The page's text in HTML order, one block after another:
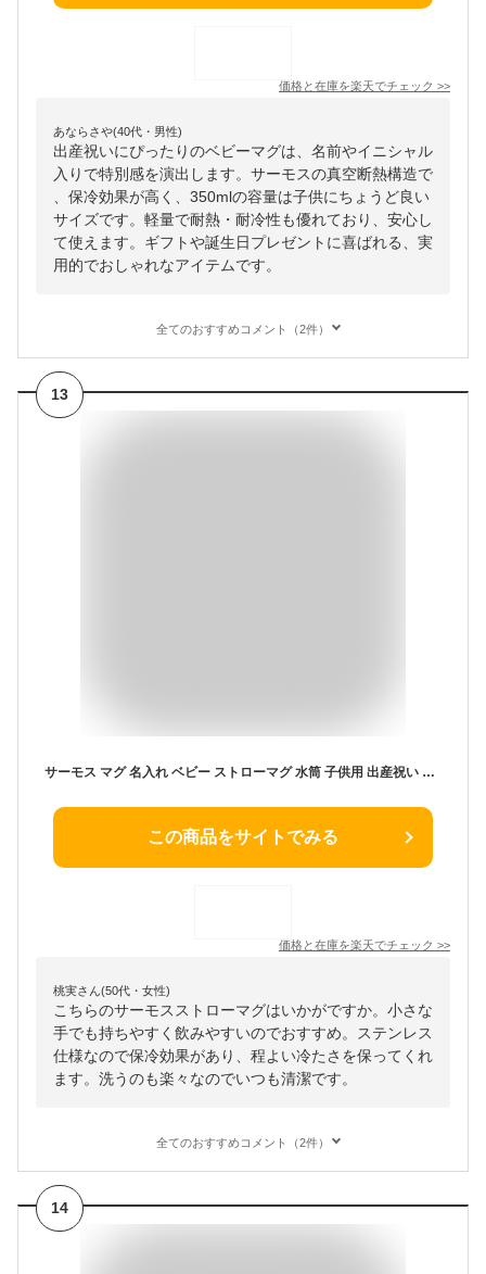
価格と在庫を楽天でチェック >>
あならさや(40代・男性)
出産祝いにぴったりのベビーマグは、名前やイニシャル
入りで特別感を演出します。サーモスの真空断熱構造で
、保冷効果が高く、350mlの容量は子供にちょうど良い
サイズです。軽量で耐熱・耐冷性も優れており、安心し
て使えます。ギフトや誕生日プレゼントに喜ばれる、実
用的でおしゃれなアイテムです。
全てのおすすめコメント（2件）
13
サーモス マグ 名入れ ベビー ストローマグ 水筒 子供用 出産祝い キッズ 子供 魔法びん プレゼント 名前入り ギフト 男の子 女の子 赤ちゃん 290ml FFH-290ST THERMOS 5ヶ月 8ヶ月 9ヵ月 1歳 2歳 3歳 幼稚園 保育園 お出かけ 熱中症 対策 ステンレス 保冷 真空断熱 魔法瓶
この商品をサイトでみる
価格と在庫を楽天でチェック >>
桃実さん(50代・女性)
こちらのサーモスストローマグはいかがですか。小さな
手でも持ちやすく飲みやすいのでおすすめ。ステンレス
仕様なので保冷効果があり、程よい冷たさを保ってくれ
ます。洗うのも楽々なのでいつも清潔です。
全てのおすすめコメント（2件）
14